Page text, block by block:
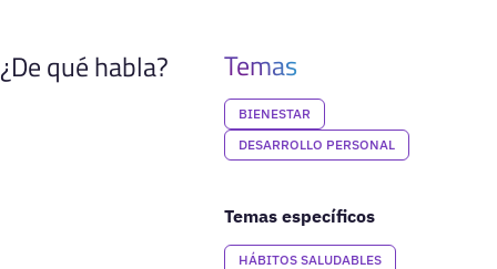
¿De qué habla? Temas
BIENESTAR
DESARROLLO PERSONAL
Temas específicos
HÁBITOS SALUDABLES